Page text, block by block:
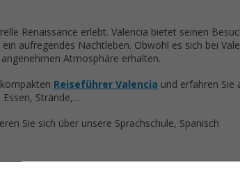
Renaissance erlebt. Valencia bietet seinen
aufregendes Nachtleben. Obwohl es sich bei
Atmosphäre erhalten.
Reiseführer Valencia und erfahren Sie
Strände,...
Sie sich über unsere Sprachschule, Spanisch